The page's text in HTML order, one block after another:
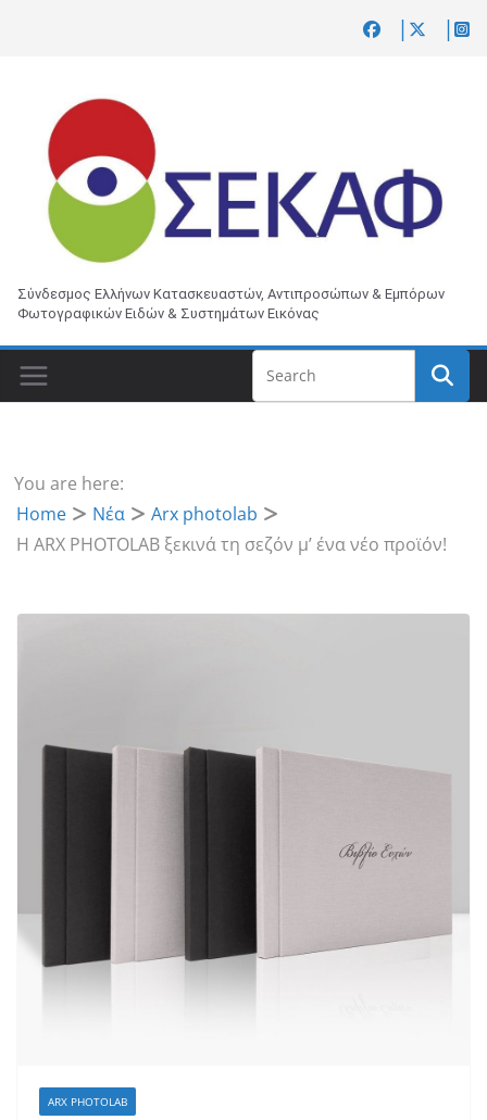
Σύνδεσμος Ελλήνων Κατασκευαστών, Αντιπροσώπων & Εμπόρων
Φωτογραφικών Ειδών & Συστημάτων Εικόνας
You are here:
Home
Νέα
Arx photolab
H ARX PHOTOLAB ξεκινά τη σεζόν μ’ ένα νέο προϊόν!
ARX PHOTOLAB